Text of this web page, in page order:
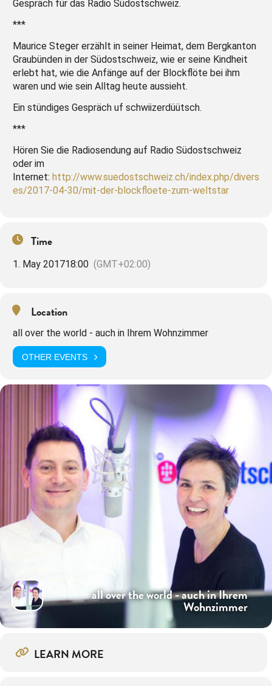
Gespräch für das Radio Südostschweiz.
***
Maurice Steger erzählt in seiner Heimat, dem Bergkanton
Graubünden in der Südostschweiz, wie er seine Kindheit
erlebt hat, wie die Anfänge auf der Blockflöte bei ihm
waren und wie sein Alltag heute aussieht.
Ein stündiges Gespräch uf schwiizerdüütsch.
***
Hören Sie die Radiosendung auf Radio Südostschweiz
oder im
Internet: http://www.suedostschweiz.ch/index.php/divers
es/2017-04-30/mit-der-blockfloete-zum-weltstar
Time
1. May 201718:00 (GMT+02:00)
Location
all over the world - auch in Ihrem Wohnzimmer
OTHER EVENTS
all over the world - auch in Ihrem
Wohnzimmer
LEARN MORE